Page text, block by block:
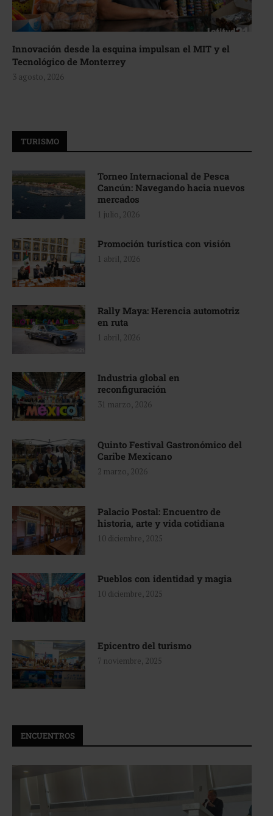
Innovación desde la esquina impulsan el MIT y el
Tecnológico de Monterrey
3 agosto, 2026
TURISMO
Torneo Internacional de Pesca
Cancún: Navegando hacia nuevos
mercados
1 julio, 2026
Promoción turística con visión
1 abril, 2026
Rally Maya: Herencia automotriz
en ruta
1 abril, 2026
Industria global en
reconfiguración
31 marzo, 2026
Quinto Festival Gastronómico del
Caribe Mexicano
2 marzo, 2026
Palacio Postal: Encuentro de
historia, arte y vida cotidiana
10 diciembre, 2025
Pueblos con identidad y magia
10 diciembre, 2025
Epicentro del turismo
7 noviembre, 2025
ENCUENTROS